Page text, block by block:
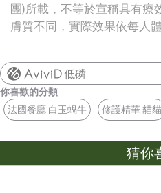
團)所載，不等於宣稱具有療
膚質不同，實際效果依每人體
低磷
你喜歡的分類
法國餐廳 白玉蝸牛
修護精華 貓貓
猜你